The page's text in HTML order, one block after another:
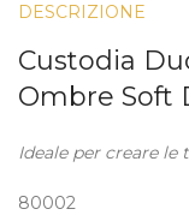
DESCRIZIONE
Custodia
Ombre Soft
Ideale per creare le
80002